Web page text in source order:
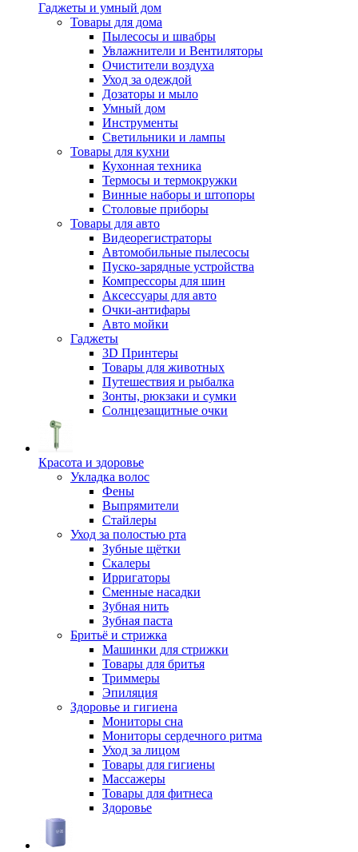
Гаджеты и умный дом
Товары для дома
Пылесосы и швабры
Увлажнители и Вентиляторы
Очистители воздуха
Уход за одеждой
Дозаторы и мыло
Умный дом
Инструменты
Светильники и лампы
Товары для кухни
Кухонная техника
Термосы и термокружки
Винные наборы и штопоры
Столовые приборы
Товары для авто
Видеорегистраторы
Автомобильные пылесосы
Пуско-зарядные устройства
Компрессоры для шин
Аксессуары для авто
Очки-антифары
Авто мойки
Гаджеты
3D Принтеры
Товары для животных
Путешествия и рыбалка
Зонты, рюкзаки и сумки
Солнцезащитные очки
Красота и здоровье
Укладка волос
Фены
Выпрямители
Стайлеры
Уход за полостью рта
Зубные щётки
Скалеры
Ирригаторы
Сменные насадки
Зубная нить
Зубная паста
Бритьё и стрижка
Машинки для стрижки
Товары для бритья
Триммеры
Эпиляция
Здоровье и гигиена
Мониторы сна
Мониторы сердечного ритма
Уход за лицом
Товары для гигиены
Массажеры
Товары для фитнеса
Здоровье